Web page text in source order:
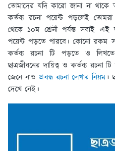
তোমাদের যদি কারো জানা না থাকে
কর্তব্য রচনা পয়েন্ট পড়লেই
থেকে ১০ম শ্রেনী পর্যন্ত সবাই এই
পয়েন্ট পড়তে পারবে। কোনো রকম
কর্তব্য রচনা টি পড়তে ও
ছাত্রজীবনের দায়িত্ব ও কর্তব্য রচনা
জেনে নাও প্রবন্ধ রচনা লেখার নিয়ম।
দেখে নেই।